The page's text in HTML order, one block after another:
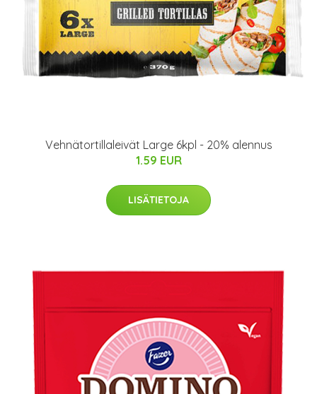
Vehnätortillaleivät Large 6kpl - 20% alennus
1.59 EUR
LISÄTIETOJA